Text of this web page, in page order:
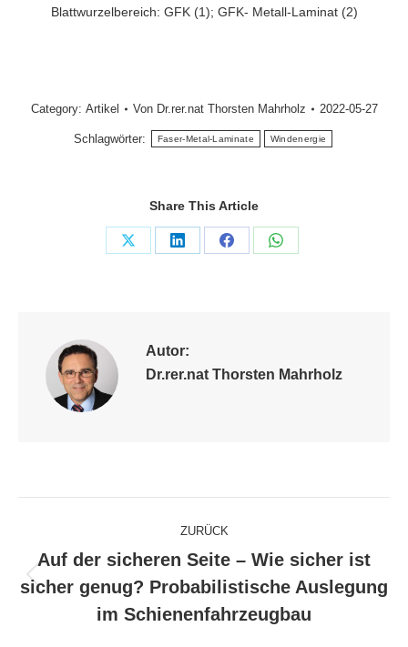
Blattwurzelbereich: GFK (1); GFK- Metall-Laminat (2)
Category: Artikel Von Dr.rer.nat Thorsten Mahrholz 2022-05-27
Schlagwörter: Faser-Metal-Laminate Windenergie
Share This Article
Share
Share
Share
Share
Autor:
Dr.rer.nat Thorsten Mahrholz
Kommentarnavigation
ZURÜCK
Vorheriger
Beitrag:
Auf der sicheren Seite – Wie sicher ist
sicher genug? Probabilistische Auslegung
im Schienenfahrzeugbau